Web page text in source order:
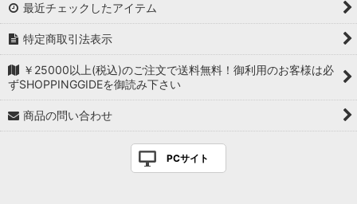
最近チェックしたアイテム
特定商取引法表示
￥25000以上(税込)のご注文で送料無料！御利用のお客様は必
ずSHOPPINGGIDEを御読み下さい
商品の問い合わせ
PCサイト